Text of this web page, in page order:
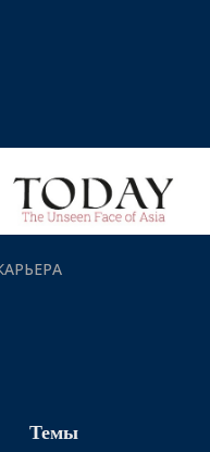
Темы